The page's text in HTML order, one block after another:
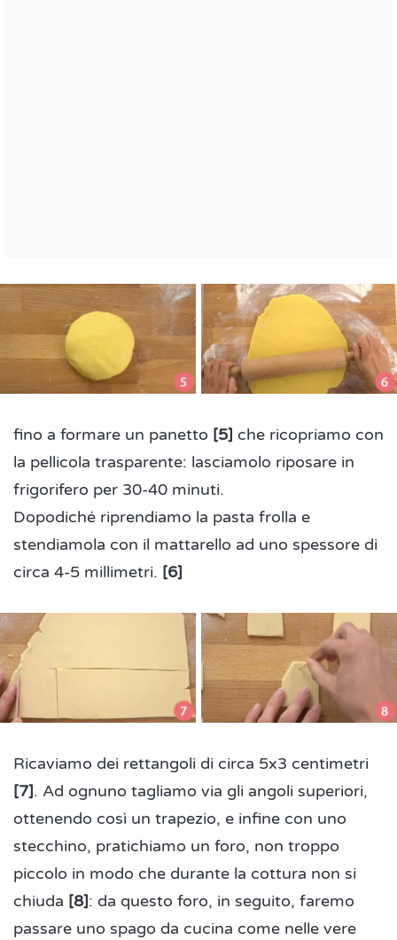
fino a formare un panetto [5] che ricopriamo con
la pellicola trasparente: lasciamolo riposare in
frigorifero per 30-40 minuti.
Dopodiché riprendiamo la pasta frolla e
stendiamola con il mattarello ad uno spessore di
circa 4-5 millimetri. [6]
Ricaviamo dei rettangoli di circa 5x3 centimetri
[7]. Ad ognuno tagliamo via gli angoli superiori,
ottenendo così un trapezio, e infine con uno
stecchino, pratichiamo un foro, non troppo
piccolo in modo che durante la cottura non si
chiuda [8]: da questo foro, in seguito, faremo
passare uno spago da cucina come nelle vere